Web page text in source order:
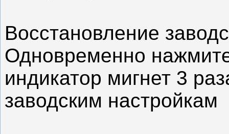
Восстановление
Одновременно
индикатор мигнет 3
заводским настройкам